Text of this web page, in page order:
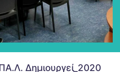
Ομάδα Handball
Δημιουργεί_2020